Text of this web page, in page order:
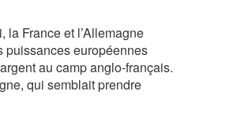
France et l’Allemagne
puissances européennes
au camp anglo-français.
qui semblait prendre